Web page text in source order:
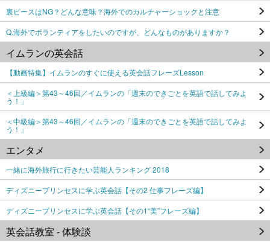
裏ピースはNG？どんな意味？海外でのカルチャーショックと注意
Q.海外でボランティアをしたいのですが、どんなものがありますか？
イムランの英会話
【動画特集】イムランのすぐに使える英会話フレーズLesson
＜上級編＞第43～46回／イムランの「週末のできごとを英語で話してみよ
う！」
＜中級編＞第43～46回／イムランの「週末のできごとを英語で話してみよ
う！」
エンタメ
一緒に海外旅行に行きたい芸能人ランキング 2018
ディズニープリンセスに学ぶ英会話【その2 仕事フレーズ編】
ディズニープリンセスに学ぶ英会話【その1“美”フレーズ編】
英会話教室 - 体験談